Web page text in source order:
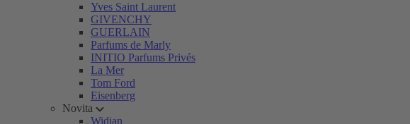
Yves Saint Laurent
GIVENCHY
GUERLAIN
Parfums de Marly
INITIO Parfums Privés
La Mer
Tom Ford
Eisenberg
Novita
Widian